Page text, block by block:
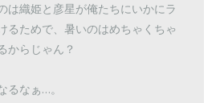
は織姫と彦星が俺たちにいかにラ
るためで、暑いのはめちゃくちゃ
からじゃん？
るなぁ…。